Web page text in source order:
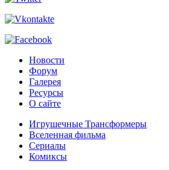
Новости
Форум
Галерея
Ресурсы
О сайте
Игрушечные Трансформеры
Вселенная фильма
Сериалы
Комиксы